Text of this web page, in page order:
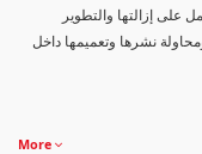
إزالتها والتطوير
نشرها وتعميمها داخل
More